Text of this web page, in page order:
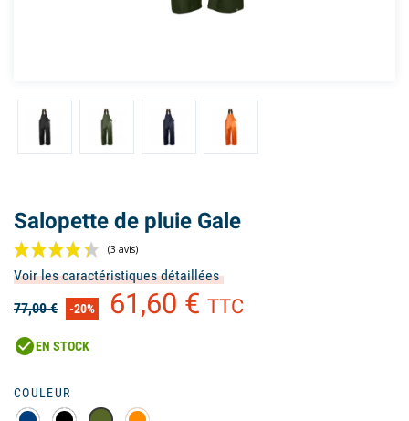
Salopette de pluie Gale
Voir les caractéristiques détaillées
77,00 €
-20% 61,60 € TTC
check_circleEN STOCK
COULEUR